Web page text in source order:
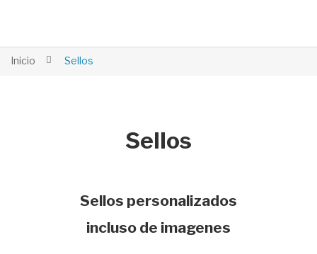
Inicio Sellos
Sellos
Sellos personalizados
incluso de imagenes